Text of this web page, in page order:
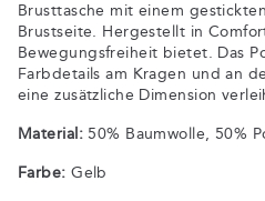
Brusttasche mit einem
Brustseite. Hergestellt in
Bewegungsfreiheit bietet. Das
Farbdetails am Kragen und an
eine zusätzliche Dimension
Material:50% Baumwolle, 50%
Farbe: Gelb